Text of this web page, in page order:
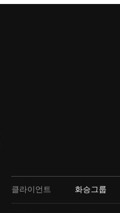
클라이언트 화승그룹